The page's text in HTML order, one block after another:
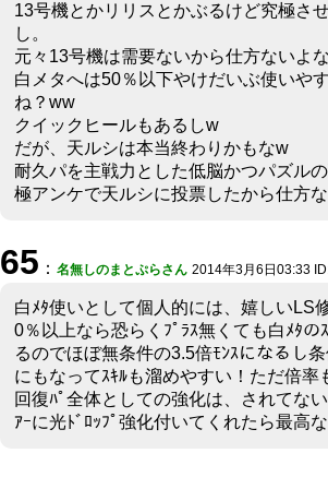
13号機とかリリスとかぶるけど究極さ
し。
元々13号機は需要ないから仕方ないよ
白メタへは50％以下やけだいぶ使いや
ね？ww
クイックヒールもあるしw
だが、天ルシは本当終わりかもなw
耐久パを主戦力とした低脳かつパズル
極アンケで天ルシに投票したから仕方
65 ： 名無しのまとぷらさん 2014年3月6日03:33
白ﾒﾀ使いとして個人的には、嬉しいLS
0％以上なら恐らくﾌﾟﾗｽ無くても白ﾒﾀの
るのでほぼ無条件の3.5倍ﾓﾝｽになるし
にもなってｽｷﾙも溜めやすい！ただ倍率
回復ﾊﾟ全体としての強化は、されてな
ｱｰに光ﾄﾞﾛｯﾌﾟ強化付いてくれたら最高